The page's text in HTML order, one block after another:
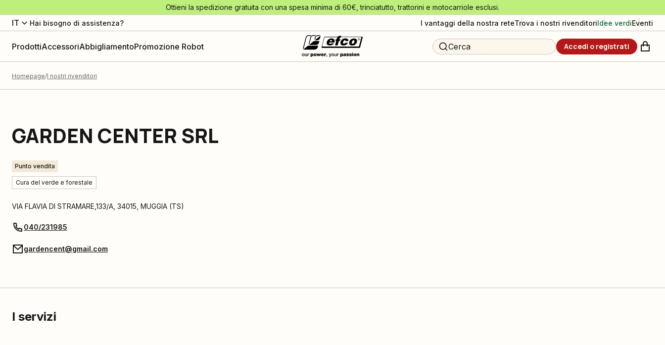
Ottieni la spedizione gratuita con una spesa minima di 60€, trinciatutto, trattorini e motocarriole esclusi.
IT Hai bisogno di assistenza? I vantaggi della nostra reteTrova i nostri rivenditoriIdee verdiEventi
ProdottiAccessoriAbbigliamentoPromozione Robot Cerca Accedi o registrati
Homepage I nostri rivenditori
GARDEN CENTER SRL
Punto vendita
Cura del verde e forestale
VIA FLAVIA DI STRAMARE,133/A 34015 MUGGIA (TS)
040/231985
gardencent@gmail.com
I servizi